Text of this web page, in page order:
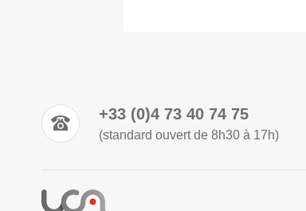
+33 (0)4 73 40 74 75
(standard ouvert de 8h30 à 17h)